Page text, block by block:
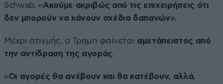
Schwab. «Ακούμε ακριβώς από τις επιχειρήσεις ότι
δεν μπορούν να κάνουν σχέδια δαπανών».
Μέχρι στιγμής, ο Τραμπ φαίνεται αμετάπειστος από
την αντίδραση της αγοράς.
«Οι αγορές θα ανέβουν και θα κατέβουν, αλλά,